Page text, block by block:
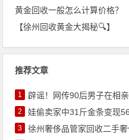
黄金回收一般怎么计算价格？
【徐州回收黄金大揭秘🔍】
推荐文章
1 辟谣！网传90后男子在相
2 娃偷卖家中31斤金条变现565
3 徐州奢侈品管家回收二手